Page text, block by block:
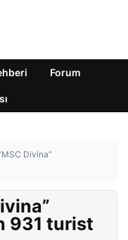
Forum
Divina”
931 turist